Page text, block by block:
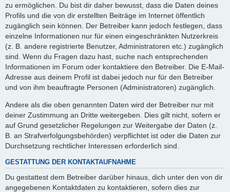
zu ermöglichen. Du bist dir daher bewusst, dass die Daten deines
Profils und die von dir erstellten Beiträge im Internet öffentlich
zugänglich sein können. Der Betreiber kann jedoch festlegen, dass
einzelne Informationen nur für einen eingeschränkten Nutzerkreis
(z. B. andere registrierte Benutzer, Administratoren etc.) zugänglich
sind. Wenn du Fragen dazu hast, suche nach entsprechenden
Informationen im Forum oder kontaktiere den Betreiber. Die E-Mail-
Adresse aus deinem Profil ist dabei jedoch nur für den Betreiber
und von ihm beauftragte Personen (Administratoren) zugänglich.
Andere als die oben genannten Daten wird der Betreiber nur mit
deiner Zustimmung an Dritte weitergeben. Dies gilt nicht, sofern er
auf Grund gesetzlicher Regelungen zur Weitergabe der Daten (z.
B. an Strafverfolgungsbehörden) verpflichtet ist oder die Daten zur
Durchsetzung rechtlicher Interessen erforderlich sind.
GESTATTUNG DER KONTAKTAUFNAHME
Du gestattest dem Betreiber darüber hinaus, dich unter den von dir
angegebenen Kontaktdaten zu kontaktieren, sofern dies zur